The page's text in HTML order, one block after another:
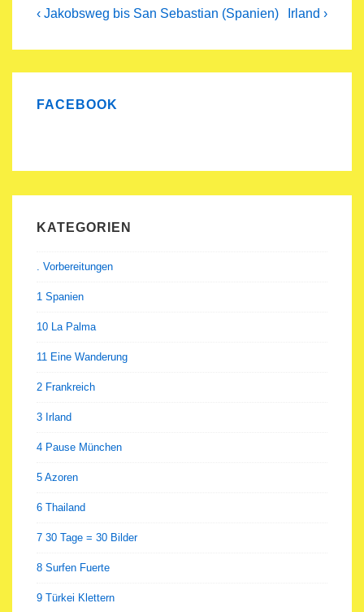
Beitragsnavigation
Previous
‹ Jakobsweg bis San Sebastian (Spanien)
Next
Irland ›
FACEBOOK
KATEGORIEN
. Vorbereitungen
1 Spanien
10 La Palma
11 Eine Wanderung
2 Frankreich
3 Irland
4 Pause München
5 Azoren
6 Thailand
7 30 Tage = 30 Bilder
8 Surfen Fuerte
9 Türkei Klettern